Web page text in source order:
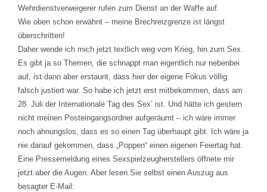
Wehrdienstverweigerer rufen zum Dienst an der Waffe auf.
Wie oben schon erwähnt – meine Brechreizgrenze ist längst
überschritten!
Daher wende ich mich jetzt textlich weg vom Krieg, hin zum Sex.
Es gibt ja so Themen, die schnappt man eigentlich nur nebenbei
auf, ist dann aber erstaunt, dass hier der eigene Fokus völlig
falsch justiert war. So habe ich jetzt erst mitbekommen, dass am
28. Juli der Internationale Tag des Sex’ ist. Und hätte ich gestern
nicht meinen Posteingangsordner aufgeräumt – ich wäre immer
noch ahnungslos, dass es so einen Tag überhaupt gibt. Ich wäre ja
nie darauf gekommen, dass „Poppen“ einen eigenen Feiertag hat.
Eine Pressemeldung eines Sexspielzeugherstellers öffnete mir
jetzt aber die Augen. Aber lesen Sie selbst einen Auszug aus
besagter E-Mail: